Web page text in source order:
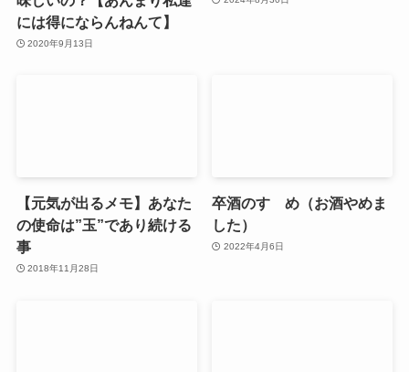
には得にならんねんて】
2020年9月13日
【元気が出るメモ】あなた
の使命は”玉”であり続ける
事
2018年11月28日
卒酒のすゝめ（お酒やめま
した）
2022年4月6日